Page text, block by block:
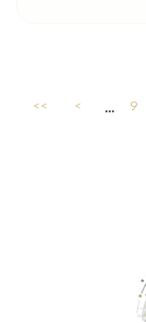
<< < ... 9